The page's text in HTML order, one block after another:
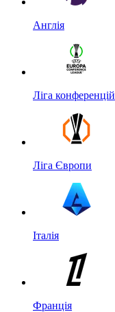
Англія
Ліга конференцій
Ліга Європи
Італія
Франція